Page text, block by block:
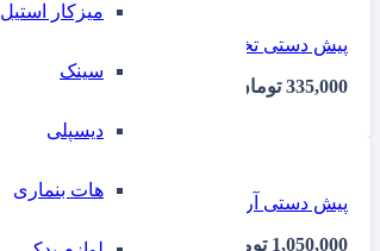
میزکار استیل
سینک
دیسپلی
هات بنماری
پیش دستی تخت استون ور21 سانتیمتر یک عددی ایلا
335,000 تومان
پیش دستی آرتیزان مشکی یک عددی ایلا
1,050,000 تومان